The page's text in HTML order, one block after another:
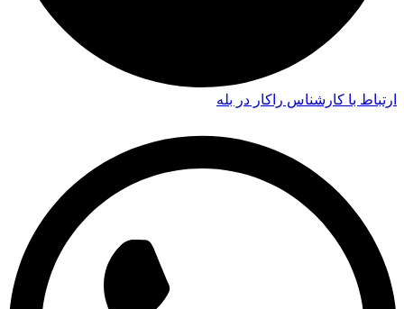
ارتباط با کارشناس راکار در بله